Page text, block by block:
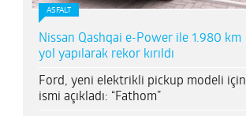
ASFALT
Nissan Qashqai e-Power ile 1.980 km
yol yapılarak rekor kırıldı
Ford, yeni elektrikli pickup modeli için
ismi açıkladı: “Fathom”